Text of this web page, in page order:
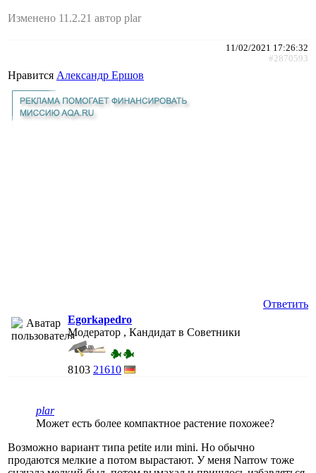
Изменено 11.2.21 автор plar
11/02/2021 17:26:32
#2870593
Нравится Александр Ершов
Ответить
Egorkapedro
Модератор , Кандидат в Советники
8103 21610
plar
Может есть более компактное растение похожее?
Возможно вариант типа petite или mini. Но обычно
продаются мелкие а потом вырастают. У меня Narrow тоже